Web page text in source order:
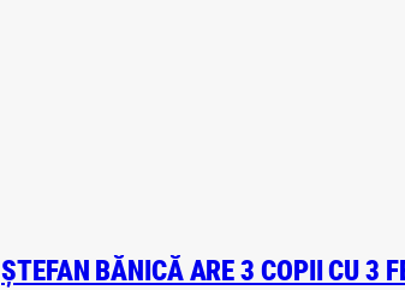
ȘTEFAN BĂNICĂ ARE 3 COPII CU 3